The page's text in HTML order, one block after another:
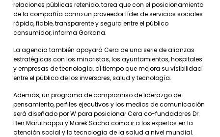
relaciones públicas retenido, tarea que con el posicionamiento
de la compañía como un proveedor líder de servicios sociales
rápido, fiable, transparente y segura entre el público
consumidor, informa Gorkana.
La agencia también apoyará Cera de una serie de alianzas
estratégicas con los minoristas, los ayuntamientos, hospitales
y empresas de tecnología, al tiempo que mejora su visibilidad
entre el público de los inversores, salud y tecnología.
Además, un programa de compromiso de liderazgo de
pensamiento, perfiles ejecutivos y los medios de comunicación
será diseñado por W para posicionar Cera co-fundadores Dr.
Ben Maruthappu y Marek Sacha como ir a los expertos en la
atención social y la tecnología de la salud a nivel mundial.